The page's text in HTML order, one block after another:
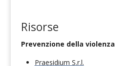
Risorse
Prevenzione della violenza
Praesidium S.r.l.